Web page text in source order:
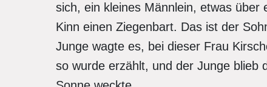
sich, ein kleines Männlein, etwas
Kinn einen Ziegenbart. Das ist der
Junge wagte es, bei dieser Frau
so wurde erzählt, und der Junge blieb